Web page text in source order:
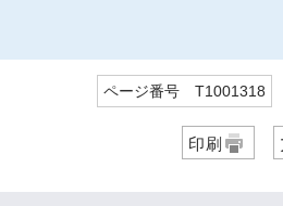
ページ番号 T1001318
印刷